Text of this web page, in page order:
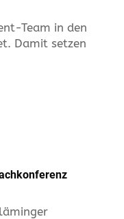
Team in den
Damit setzen